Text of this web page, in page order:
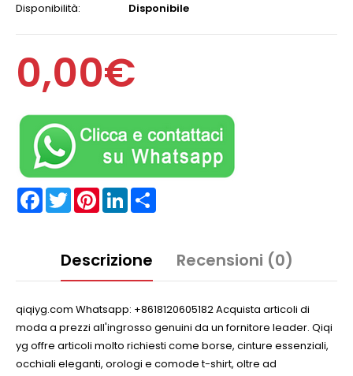
Disponibilità:
Disponibile
0,00€
Facebook
TwitterPinterestLinkedIn
Descrizione Recensioni (0)
qiqiyg.com Whatsapp: +8618120605182 Acquista articoli di
moda a prezzi all'ingrosso genuini da un fornitore leader. Qiqi
yg offre articoli molto richiesti come borse, cinture essenziali,
occhiali eleganti, orologi e comode t-shirt, oltre ad